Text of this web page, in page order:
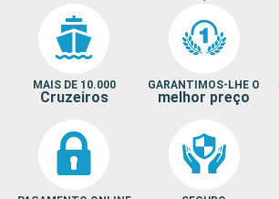
MAIS DE 10.000
Cruzeiros
GARANTIMOS-LHE O
melhor preço